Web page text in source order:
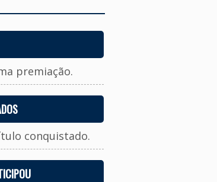
premiação.
conquistado.